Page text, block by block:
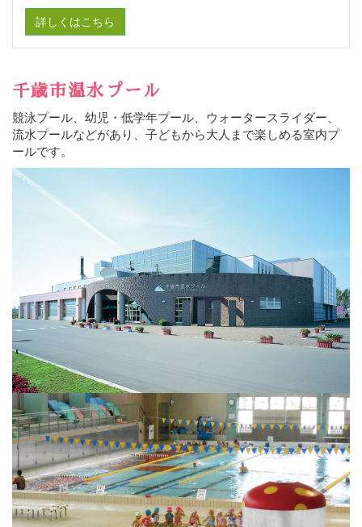
詳しくはこちら
千歳市温水プール
競泳プール、幼児・低学年プール、ウォータースライダー、
流水プールなどがあり、子どもから大人まで楽しめる室内プ
ールです。